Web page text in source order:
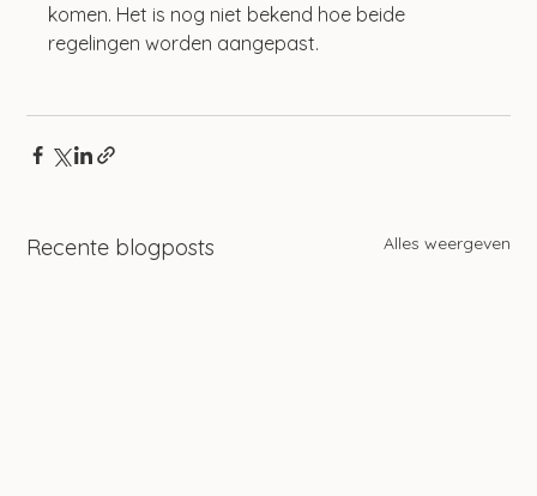
komen. Het is nog niet bekend hoe beide
regelingen worden aangepast.
Recente blogposts Alles weergeven